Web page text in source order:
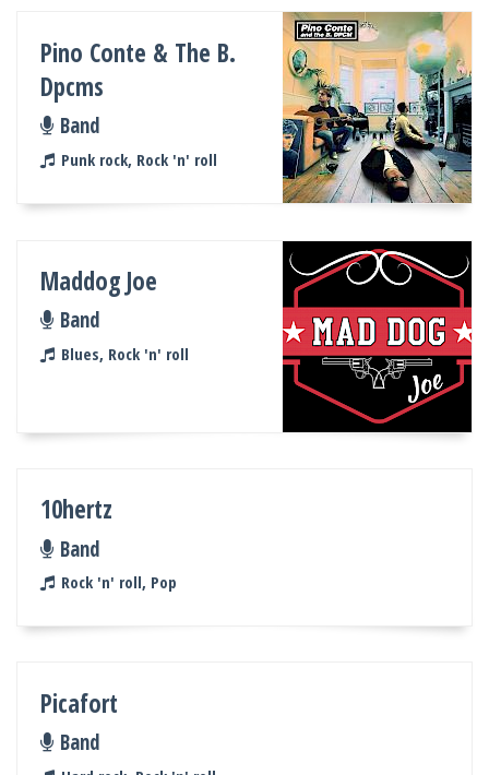
Pino Conte & The B.
Dpcms
Band
Punk rock, Rock 'n' roll
Maddog Joe
Band
Blues, Rock 'n' roll
10hertz
Band
Rock 'n' roll, Pop
Picafort
Band